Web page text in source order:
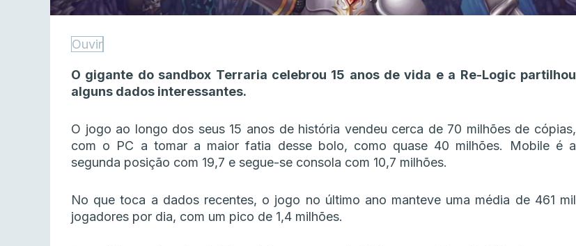
Ouvir
O gigante do sandbox Terraria celebrou 15 anos de vida e a Re-Logic partilhou
alguns dados interessantes.
O jogo ao longo dos seus 15 anos de história vendeu cerca de 70 milhões de cópias,
com o PC a tomar a maior fatia desse bolo, como quase 40 milhões. Mobile é a
segunda posição com 19,7 e segue-se consola com 10,7 milhões.
No que toca a dados recentes, o jogo no último ano manteve uma média de 461 mil
jogadores por dia, com um pico de 1,4 milhões.